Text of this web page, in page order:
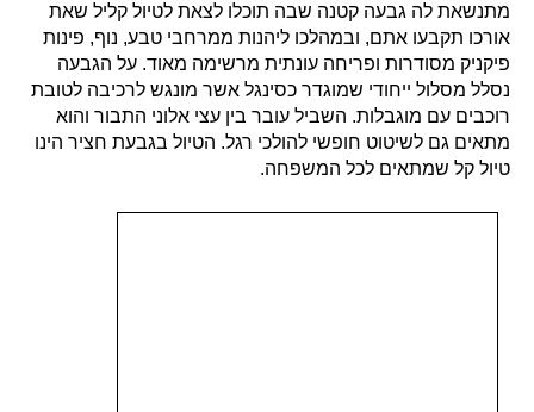
מתנשאת לה גבעה קטנה שבה תוכלו לצאת לטיול קליל שאת
אורכו תקבעו אתם, ובמהלכו ליהנות ממרחבי טבע, נוף, פינות
פיקניק מסודרות ופריחה עונתית מרשימה מאוד. על הגבעה
נסלל מסלול ייחודי שמוגדר כסינגל אשר מונגש לרכיבה לטובת
רוכבים עם מוגבלות. השביל עובר בין עצי אלוני התבור והוא
מתאים גם לשיטוט חופשי להולכי רגל. הטיול בגבעת חציר הינו
טיול קל שמתאים לכל המשפחה.